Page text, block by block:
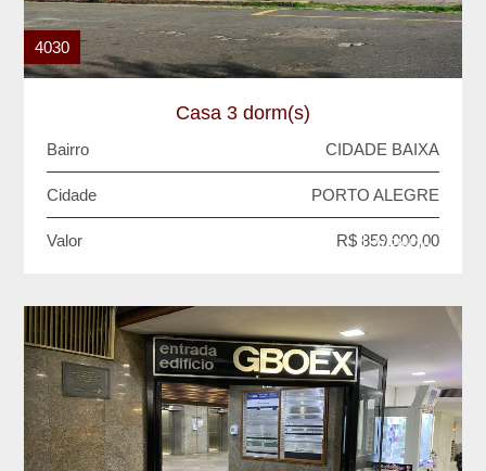
4030
Casa 3 dorm(s)
Bairro CIDADE BAIXA
Cidade PORTO ALEGRE
Valor R$ 859.000,00
VENDA